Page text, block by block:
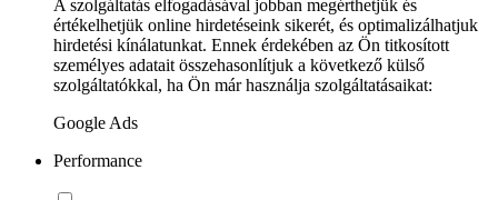
A szolgáltatás elfogadásával jobban megérthetjük és
értékelhetjük online hirdetéseink sikerét, és optimalizálhatjuk
hirdetési kínálatunkat. Ennek érdekében az Ön titkosított
személyes adatait összehasonlítjuk a következő külső
szolgáltatókkal, ha Ön már használja szolgáltatásaikat:
Google Ads
Performance